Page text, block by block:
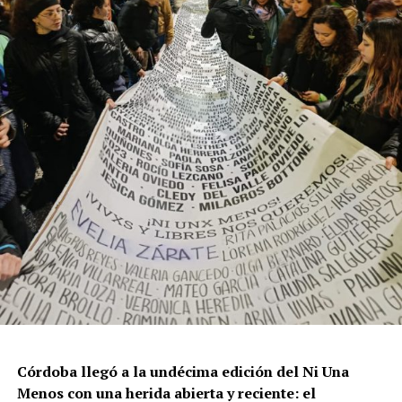
Por Francisco Pandolfi
Córdoba llegó a la undécima edición del Ni Una
Menos con una herida abierta y reciente: el